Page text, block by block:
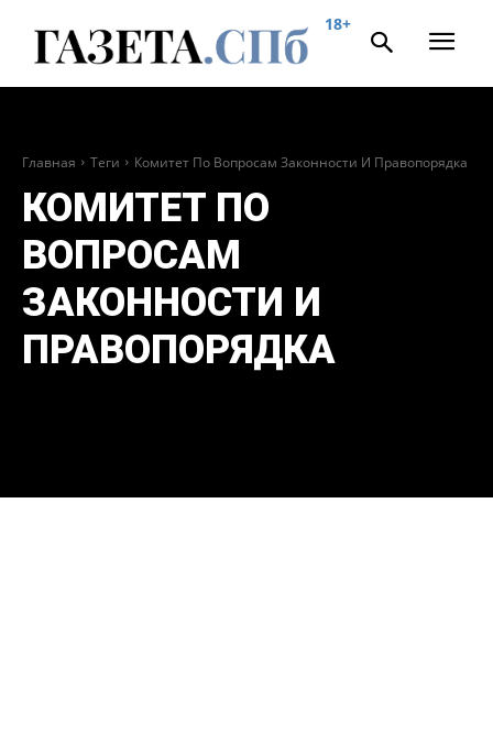
18+
Главная Теги Комитет По Вопросам Законности И Правопорядка
КОМИТЕТ ПО
ВОПРОСАМ
ЗАКОННОСТИ И
ПРАВОПОРЯДКА